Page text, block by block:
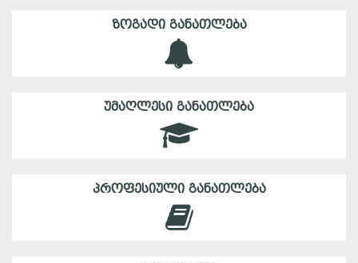
ᲖᲝᲒᲐᲓᲘ ᲒᲐᲜᲐᲗᲚᲔᲑᲐ
ᲣᲛᲐᲦᲚᲔᲡᲘ ᲒᲐᲜᲐᲗᲚᲔᲑᲐ
ᲞᲠᲝᲤᲔᲡᲘᲣᲚᲘ ᲒᲐᲜᲐᲗᲚᲔᲑᲐ